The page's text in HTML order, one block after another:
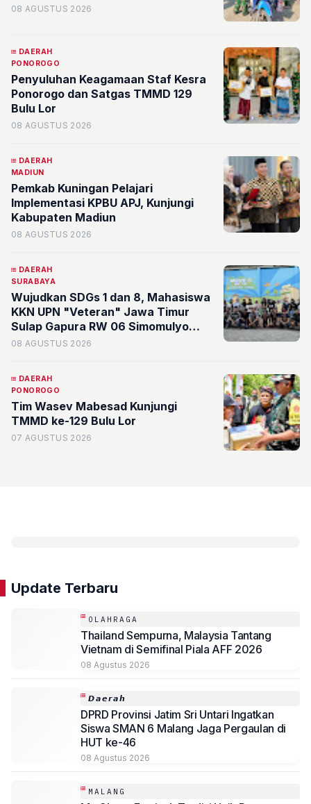
08 AGUSTUS 2026
DAERAH
PONOROGO
Penyuluhan Keagamaan Staf Kesra
Ponorogo dan Satgas TMMD 129
Bulu Lor
08 AGUSTUS 2026
DAERAH
MADIUN
Pemkab Kuningan Pelajari
Implementasi KPBU APJ, Kunjungi
Kabupaten Madiun
08 AGUSTUS 2026
DAERAH
SURABAYA
Wujudkan SDGs 1 dan 8, Mahasiswa
KKN UPN "Veteran" Jawa Timur
Sulap Gapura RW 06 Simomulyo
Baru Jadi Ruang Publik Bernilai
08 AGUSTUS 2026
DAERAH
PONOROGO
Tim Wasev Mabesad Kunjungi
TMMD ke-129 Bulu Lor
07 AGUSTUS 2026
Update Terbaru
OLAHRAGA
Thailand Sempurna, Malaysia Tantang
Vietnam di Semifinal Piala AFF 2026
08 Agustus 2026
𝘿𝙖𝙚𝙧𝙖𝙝
DPRD Provinsi Jatim Sri Untari Ingatkan
Siswa SMAN 6 Malang Jaga Pergaulan di
HUT ke-46
08 Agustus 2026
MALANG